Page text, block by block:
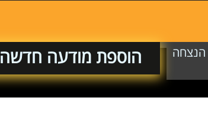
הנצחה הוספת מודעה חדשה